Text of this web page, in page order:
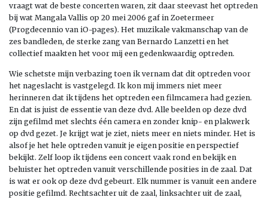
vraagt wat de beste concerten waren, zit daar steevast het optreden
bij wat Mangala Vallis op 20 mei 2006 gaf in Zoetermeer
(Progdecennio van iO-pages). Het muzikale vakmanschap van de
zes bandleden, de sterke zang van Bernardo Lanzetti en het
collectief maakten het voor mij een gedenkwaardig optreden.
Wie schetste mijn verbazing toen ik vernam dat dit optreden voor
het nageslacht is vastgelegd. Ik kon mij immers niet meer
herinneren dat ik tijdens het optreden een filmcamera had gezien.
En dat is juist de essentie van deze dvd. Alle beelden op deze dvd
zijn gefilmd met slechts één camera en zonder knip- en plakwerk
op dvd gezet. Je krijgt wat je ziet, niets meer en niets minder. Het is
alsof je het hele optreden vanuit je eigen positie en perspectief
bekijkt. Zelf loop ik tijdens een concert vaak rond en bekijk en
beluister het optreden vanuit verschillende posities in de zaal. Dat
is wat er ook op deze dvd gebeurt. Elk nummer is vanuit een andere
positie gefilmd. Rechtsachter uit de zaal, linksachter uit de zaal,